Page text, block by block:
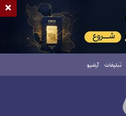
تبلیغات آرشیو
×